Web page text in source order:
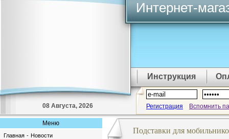
08 Августа, 2026
Интернет-
Инструкция
Регистрация Вспомнить
Меню
Главная - Новости
Подставки для